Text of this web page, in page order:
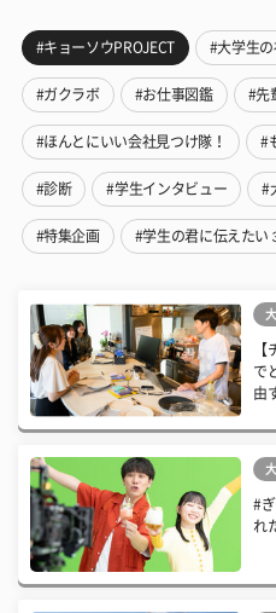
#キョーソウPROJECT #大学生
#ガクラボ #お仕事図鑑 #先
#ほんとにいい会社見つけ隊！ #
#診断 #学生インタビュー #
#特集企画 #学生の君に伝えたい
で
由
#
れ